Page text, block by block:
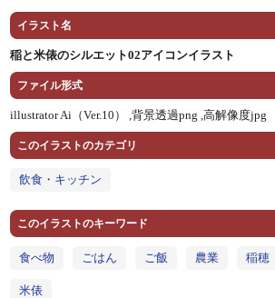
イラスト名
稲と米俵のシルエット02アイコンイラスト
ファイル形式
illustrator Ai（Ver.10） ,背景透過png ,高解像度jpg
このイラストのカテゴリ
飲食・キッチン
このイラストのキーワード
食べ物 ごはん ご飯 農業 稲穂
米俵